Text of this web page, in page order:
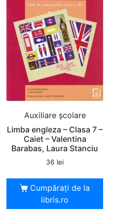
Auxiliare şcolare
Limba engleza – Clasa 7 –
Caiet – Valentina
Barabas, Laura Stanciu
36 lei
Cumpărați de la
libris.ro